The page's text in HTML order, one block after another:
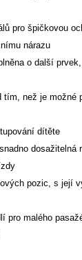
pro špičkovou
nárazu
o další
než je
dítěte
dosažitelná
pozic, s její
pro malého